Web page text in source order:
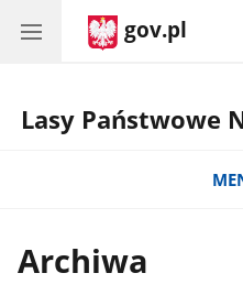
gov.pl
Lasy Państwowe
Archiwa